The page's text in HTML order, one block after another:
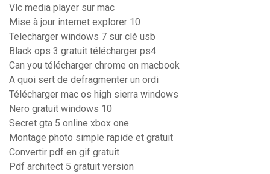
Vlc media player sur mac
Mise à jour internet explorer 10
Telecharger windows 7 sur clé usb
Black ops 3 gratuit télécharger ps4
Can you télécharger chrome on macbook
A quoi sert de defragmenter un ordi
Télécharger mac os high sierra windows
Nero gratuit windows 10
Secret gta 5 online xbox one
Montage photo simple rapide et gratuit
Convertir pdf en gif gratuit
Pdf architect 5 gratuit version